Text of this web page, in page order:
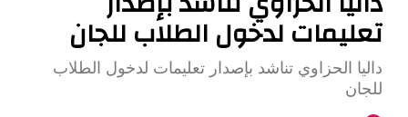
تعليمات لدخول الطلاب للجان
داليا الحزاوي تناشد بإصدار تعليمات لدخول الطلاب
للجان